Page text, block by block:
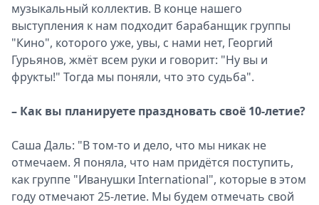
музыкальный коллектив. В конце нашего
выступления к нам подходит барабанщик группы
"Кино", которого уже, увы, с нами нет, Георгий
Гурьянов, жмёт всем руки и говорит: "Ну вы и
фрукты!" Тогда мы поняли, что это судьба".
– Как вы планируете праздновать своё 10-летие?
Саша Даль: "В том-то и дело, что мы никак не
отмечаем. Я поняла, что нам придётся поступить,
как группе "Иванушки International", которые в этом
году отмечают 25-летие. Мы будем отмечать свой